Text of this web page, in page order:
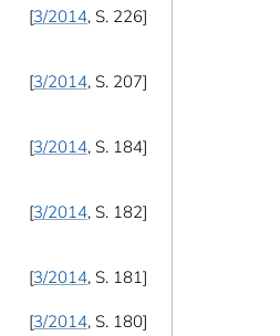
3/2014, S. 226
3/2014, S. 207
3/2014, S. 184
3/2014, S. 182
3/2014, S. 181
3/2014, S. 180